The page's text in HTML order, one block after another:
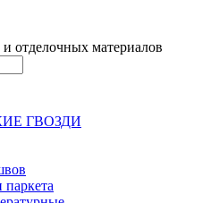
отделочных материалов
ГВОЗДИ
паркета